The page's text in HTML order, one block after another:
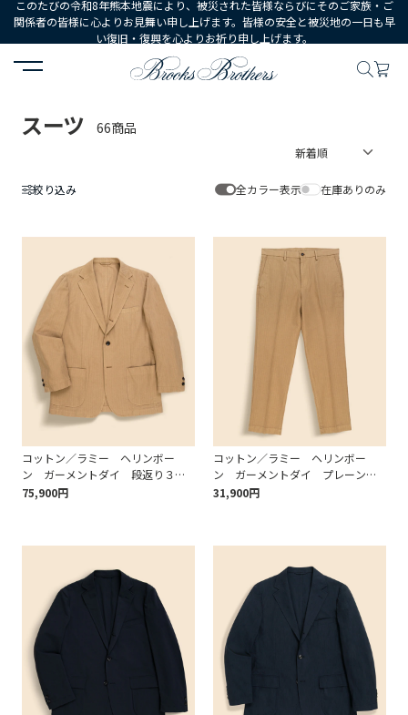
このたびの令和8年熊本地震により、被災された皆様ならびにそのご家族・ご
関係者の皆様に心よりお見舞い申し上げます。皆様の安全と被災地の一日も早
い復旧・復興を心よりお祈り申し上げます。
HOME ウェア スーツ
スーツ 66商品
絞り込み 全カラー表示 在庫ありのみ
コットン／ラミー ヘリンボー
ン ガーメントダイ 段返り３釦
アンコンジャケット Classic
75,900円
コットン／ラミー ヘリンボー
ン ガーメントダイ プレーンフ
ロント トラウザーズ Classic
31,900円